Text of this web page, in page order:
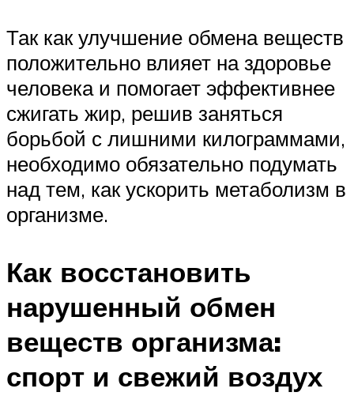
Так как улучшение обмена веществ
положительно влияет на здоровье
человека и помогает эффективнее
сжигать жир, решив заняться
борьбой с лишними килограммами,
необходимо обязательно подумать
над тем, как ускорить метаболизм в
организме.
Как восстановить
нарушенный обмен
веществ организма:
спорт и свежий воздух